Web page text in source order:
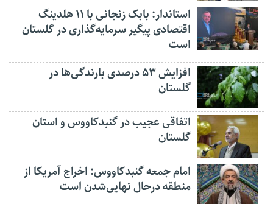
استاندار: بابک زنجانی با ۱۱ هلدینگ
اقتصادی پیگیر سرمایه‌گذاری در گلستان
است
افزایش ۵۳ درصدی بارندگی‌ها در
گلستان
اتفاقی عجیب در‌ گنبدکاووس و استان
گلستان
امام جمعه گنبدکاووس: اخراج آمریکا از
منطقه درحال نهایی‌شدن است